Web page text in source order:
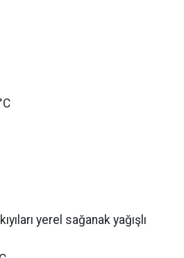
yerel sağanak yağışlı